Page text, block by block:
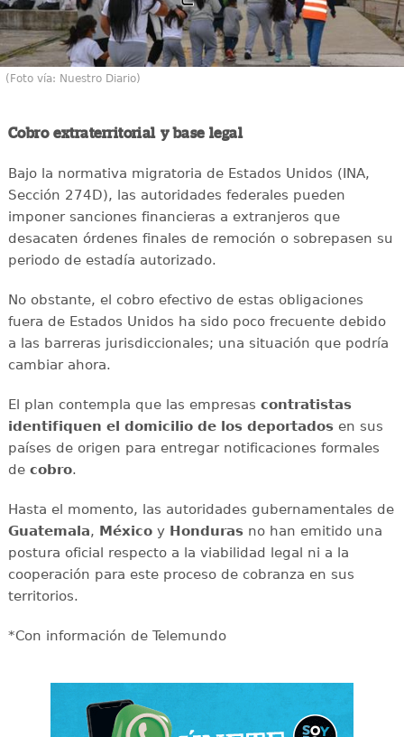
(Foto vía: Nuestro Diario)
Cobro extraterritorial y base legal
Bajo la normativa migratoria de Estados Unidos (INA,
Sección 274D), las autoridades federales pueden
imponer sanciones financieras a extranjeros que
desacaten órdenes finales de remoción o sobrepasen su
periodo de estadía autorizado.
No obstante, el cobro efectivo de estas obligaciones
fuera de Estados Unidos ha sido poco frecuente debido
a las barreras jurisdiccionales; una situación que podría
cambiar ahora.
El plan contempla que las empresas contratistas
identifiquen el domicilio de los deportadosen sus
países de origen para entregar notificaciones formales
de cobro.
Hasta el momento, las autoridades gubernamentales de
Guatemala, Méxicoy Hondurasno han emitido una
postura oficial respecto a la viabilidad legal ni a la
cooperación para este proceso de cobranza en sus
territorios.
*Con información de Telemundo